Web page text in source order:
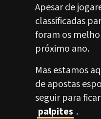
Apesar de
classificadas
foram os
próximo ano.
Mas estamos
de apostas
seguir para
palpites .